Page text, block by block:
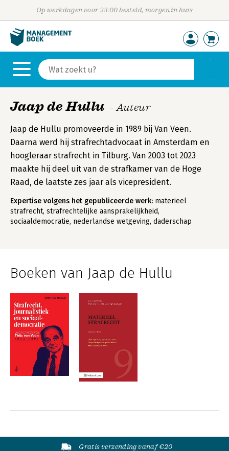
Op werkdagen voor 23:00 besteld, morgen in huis
Jaap de Hullu - Auteur
Jaap de Hullu promoveerde in 1989 bij Van Veen.
Daarna werd hij strafrechtadvocaat in Amsterdam en
hoogleraar strafrecht in Tilburg. Van 2003 tot 2023
maakte hij deel uit van de strafkamer van de Hoge
Raad, de laatste zes jaar als vicepresident.
Expertise volgens het gepubliceerde werk: materieel
strafrecht, strafrechtelijke aansprakelijkheid,
sociaaldemocratie, nederlandse wetgeving, daderschap
Boeken van Jaap de Hullu
Gratis verzending vanaf €20